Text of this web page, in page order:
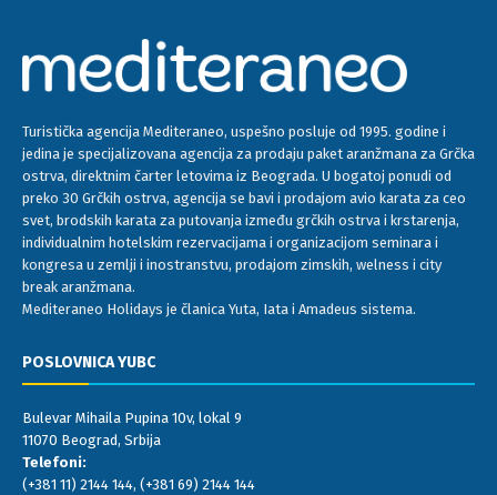
Turistička agencija Mediteraneo, uspešno posluje od 1995. godine i
jedina je specijalizovana agencija za prodaju paket aranžmana za Grčka
ostrva, direktnim čarter letovima iz Beograda. U bogatoj ponudi od
preko 30 Grčkih ostrva, agencija se bavi i prodajom avio karata za ceo
svet, brodskih karata za putovanja između grčkih ostrva i krstarenja,
individualnim hotelskim rezervacijama i organizacijom seminara i
kongresa u zemlji i inostranstvu, prodajom zimskih, welness i city
break aranžmana.
Mediteraneo Holidays je članica Yuta, Iata i Amadeus sistema.
POSLOVNICA YUBC
Bulevar Mihaila Pupina 10v, lokal 9
11070 Beograd, Srbija
Telefoni:
(+381 11) 2144 144, (+381 69) 2144 144